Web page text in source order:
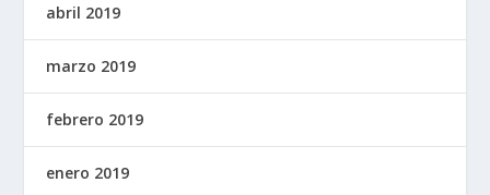
abril 2019
marzo 2019
febrero 2019
enero 2019